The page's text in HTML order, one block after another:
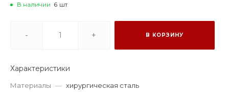
В наличии 6 шт
- + В КОРЗИНУ
Характеристики
Материалы — хирургическая сталь